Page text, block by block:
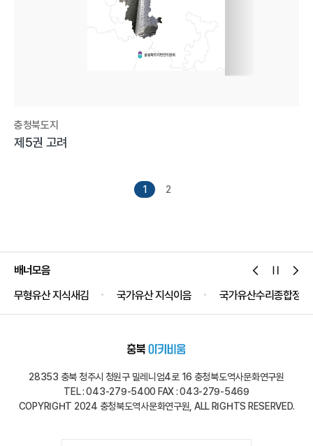
충청북도지
제5권 고려
1 2
배너모음
무형유산 지식새김
국가유산 지식이음 국가유산수리종합정보
28353 충북 청주시 청원구 밀레니엄4로 16 충청북도역사문화연구원
TEL : 043-279-5400 FAX : 043-279-5469
COPYRIGHT 2024 충청북도역사문화연구원, ALL RIGHTS RESERVED.